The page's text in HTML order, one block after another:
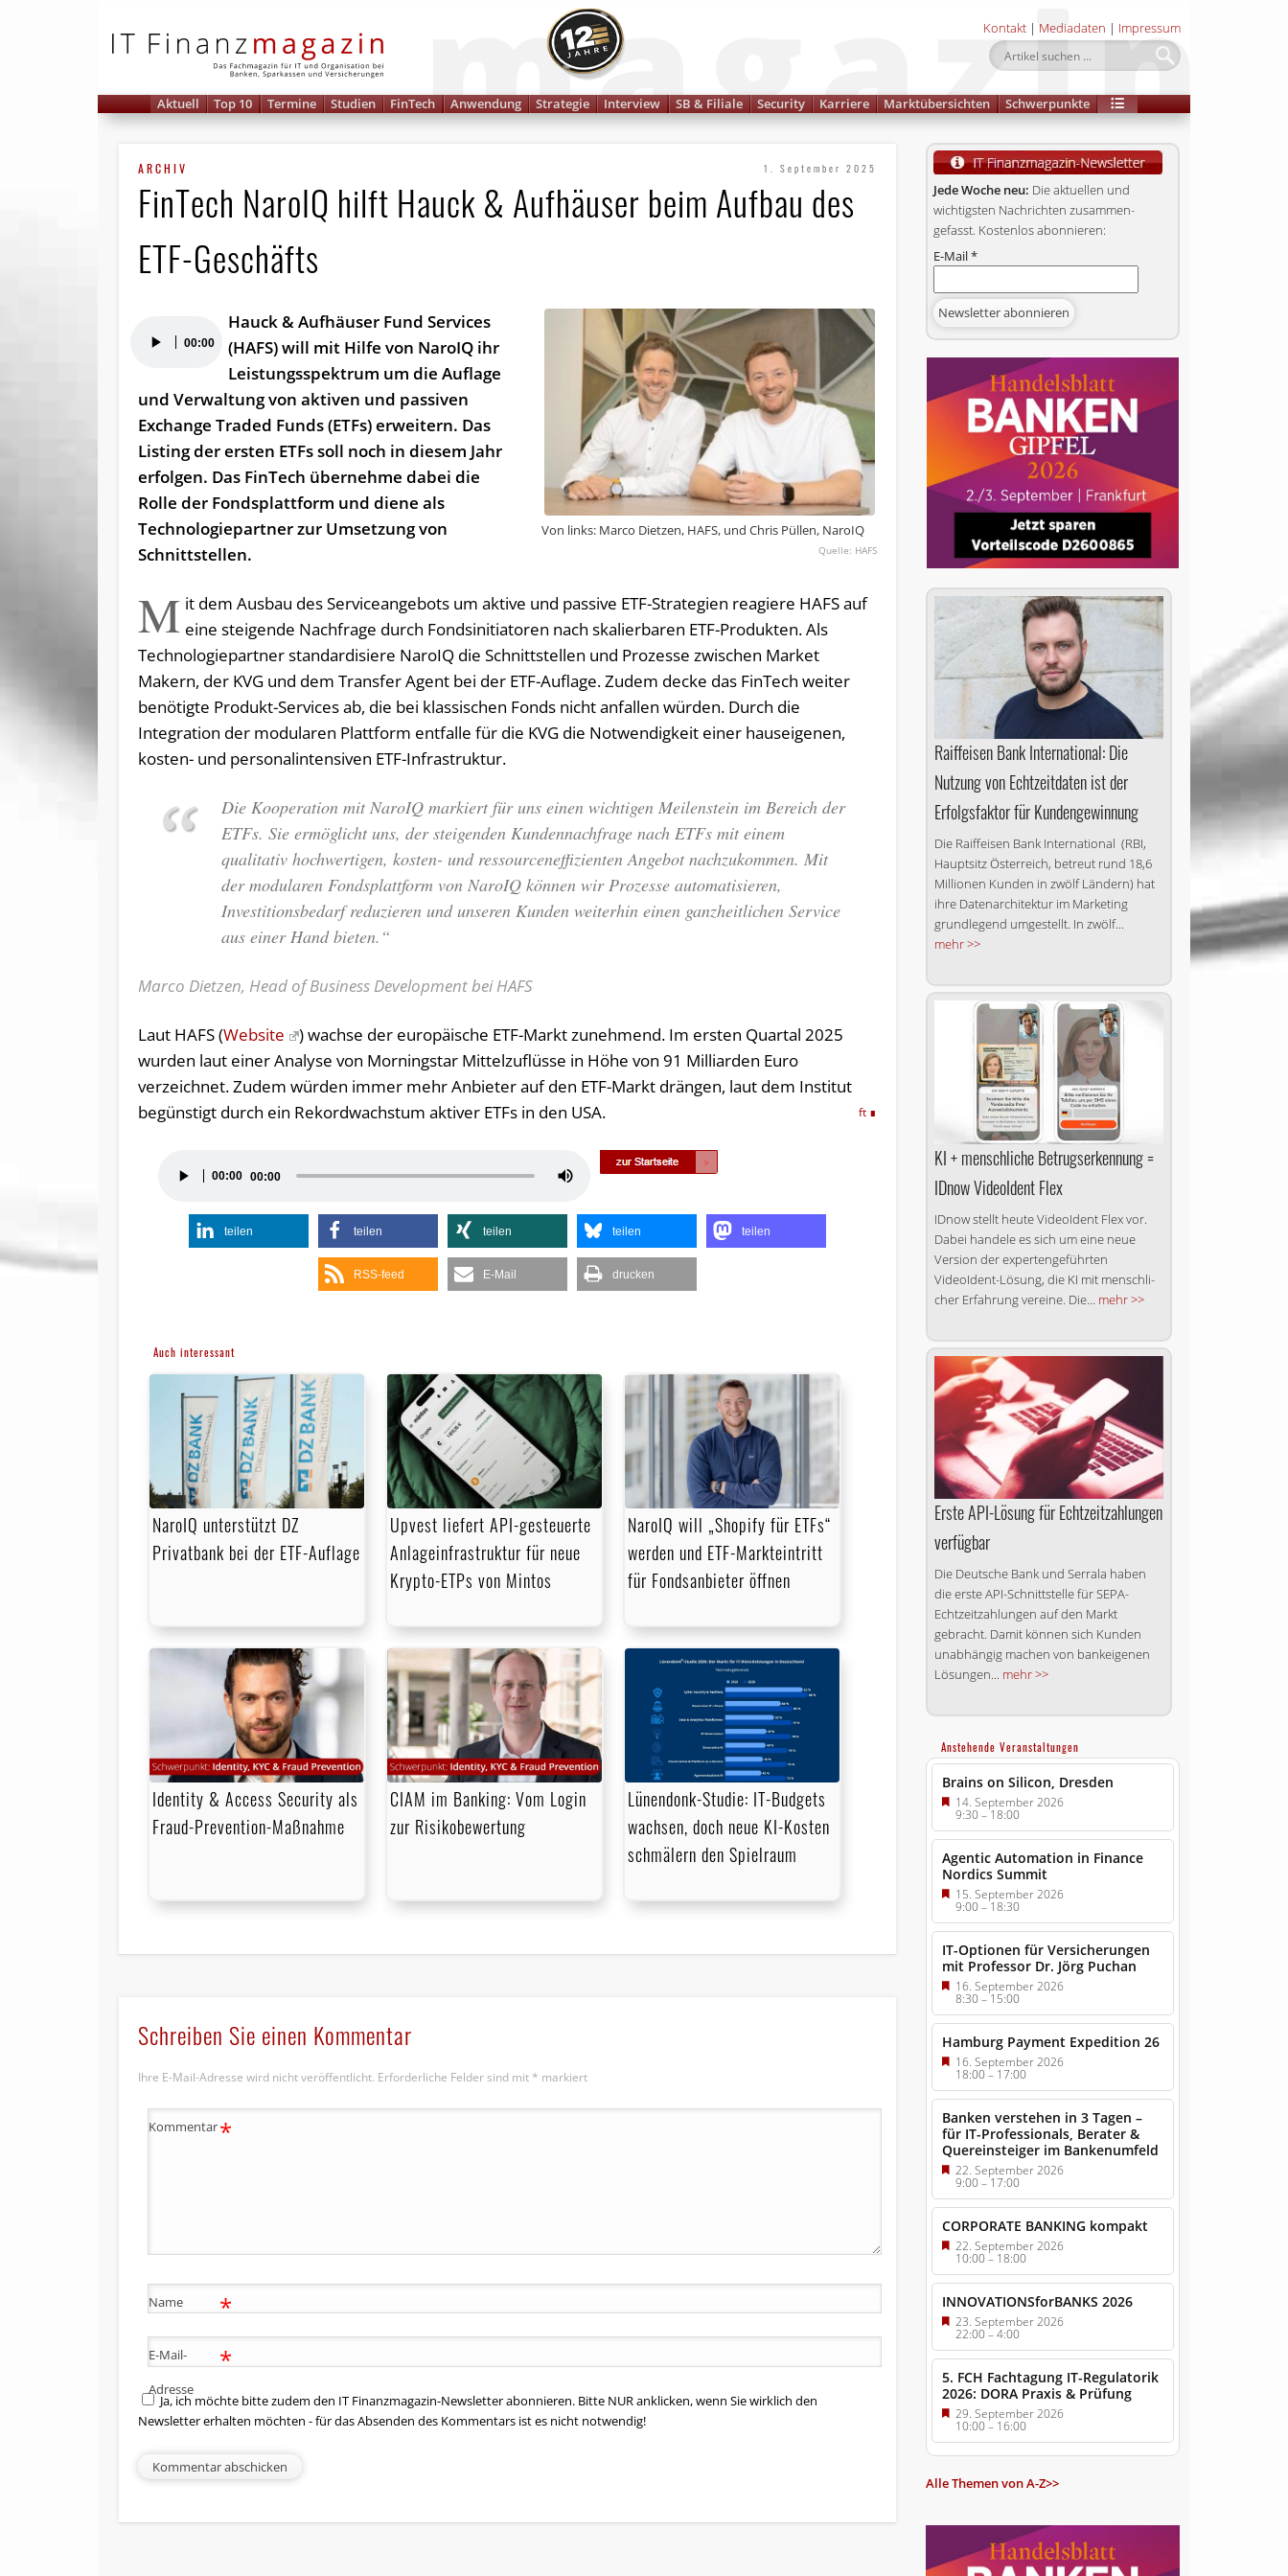
Kontakt | Mediadaten | Impressum
Aktuell Top 10 Termine Studien FinTech Anwendung Strategie Interview SB & Filiale Security Karriere Marktübersichten Schwerpunkte
ARCHIV 1. September 2025
FinTech NaroIQ hilft Hauck & Aufhäuser beim Aufbau des
ETF-Geschäfts
Von links: Marco Dietzen, HAFS, und Chris Püllen, NaroIQ
HAFS
Player 00:00
Hauck & Aufhäuser Fund Services
(HAFS) will mit Hilfe von NaroIQ ihr
Leistungsspektrum um die Auflage
und Verwaltung von aktiven und passiven
Exchange Traded Funds (ETFs) erweitern. Das
Listing der ersten ETFs soll noch in diesem Jahr
erfolgen. Das FinTech übernehme dabei die
Rolle der Fondsplattform und diene als
Technologiepartner zur Umsetzung von
Schnittstellen.
M it dem Ausbau des Serviceangebots um aktive und passive ETF-Strategien reagiere HAFS auf
eine steigende Nachfrage durch Fondsinitiatoren nach skalierbaren ETF-Produkten. Als
Technologiepartner standardisiere NaroIQ die Schnittstellen und Prozesse zwischen Market
Makern, der KVG und dem Transfer Agent bei der ETF-Auflage. Zudem decke das FinTech weiter
benötigte Produkt-Services ab, die bei klassischen Fonds nicht anfallen würden. Durch die
Integration der modularen Plattform entfalle für die KVG die Notwendigkeit einer hauseigenen,
kosten- und personalintensiven ETF-Infrastruktur.
Die Kooperation mit NaroIQ markiert für uns einen wichtigen Meilenstein im Bereich der
ETFs. Sie ermöglicht uns, der steigenden Kundennachfrage nach ETFs mit einem
qualitativ hochwertigen, kosten- und ressourceneffizienten Angebot nachzukommen. Mit
der modularen Fondsplattform von NaroIQ können wir Prozesse automatisieren,
Investitionsbedarf reduzieren und unseren Kunden weiterhin einen ganzheitlichen Service
aus einer Hand bieten.“
Marco Dietzen, Head of Business Development bei HAFS
Laut HAFS (Website
) wachse der europäische ETF-Markt zunehmend. Im ersten Quartal 2025
wurden laut einer Analyse von Morningstar Mittelzuflüsse in Höhe von 91 Milliarden Euro
verzeichnet. Zudem würden immer mehr Anbieter auf den ETF-Markt drängen, laut dem Institut
begünstigt durch ein Rekordwachstum aktiver ETFs in den USA.
ft
Player
00:00 00:00
Pfeiltasten
benutzen,
um
teilen teilen teilen teilen teilen
RSS-feed E-Mail drucken
Auch interessant
NaroIQ unterstützt DZ
Privatbank bei der ETF-Auflage
Upvest liefert API-gesteuerte
Anlageinfrastruktur für neue
Krypto-ETPs von Mintos
NaroIQ will „Shopify für ETFs“
werden und ETF-Markteintritt
für Fondsanbieter öffnen
Identity & Access Security als
Fraud-Prevention-Maßnahme
CIAM im Banking: Vom Login
zur Risikobewertung
Lünendonk-Studie: IT-Budgets
wachsen, doch neue KI-Kosten
schmälern den Spielraum
Schreiben Sie einen Kommentar
Ihre E-Mail-Adresse wird nicht veröffentlicht. Erforderliche Felder sind mit * markiert
Kommentar*
Name *
E-Mail-
Adresse
*
Ja, ich möchte bitte zudem den IT Finanzmagazin-Newsletter abonnieren. Bitte NUR anklicken, wenn Sie wirklich den
Newsletter erhalten möchten - für das Absenden des Kommentars ist es nicht notwendig!
Jede Woche neu: Die aktuellen und
wichtigsten Nachrichten zusammen­
gefasst. Kostenlos abonnieren:
E-Mail*
Raiffeisen Bank International: Die
Nutzung von Echtzeitdaten ist der
Erfolgsfaktor für Kundengewinnung
Die Raiffeisen Bank International (RBI,
Hauptsitz Österreich, betreut rund 18,6
Millionen Kunden in zwölf Ländern) hat
ihre Datenarchitektur im Marketing
grundlegend umgestellt. In zwölf...
mehr >>
KI + menschliche Betrugserkennung =
IDnow VideoIdent Flex
IDnow stellt heute VideoIdent Flex vor.
Dabei handele es sich um eine neue
Version der expertengeführten
VideoIdent-Lösung, die KI mit mensch­li­
cher Er­fah­rung ver­ei­ne. Die... mehr >>
Erste API-Lösung für Echtzeitzahlungen
verfügbar
Die Deutsche Bank und Serrala haben
die erste API-Schnittstelle für SEPA-
Echtzeitzahlungen auf den Markt
gebracht. Damit können sich Kunden
unabhängig machen von bankeigenen
Lösungen... mehr >>
Anstehende Veranstaltungen
Brains on Silicon, Dresden
14. September 2026
9:30–18:00
Agentic Automation in Finance
Nordics Summit
15. September 2026
9:00–18:30
IT-Optionen für Versicherungen
mit Professor Dr. Jörg Puchan
16. September 2026
8:30–15:00
Hamburg Payment Expedition 26
16. September 2026
18:00– 17:00
Banken verstehen in 3 Tagen –
für IT-Professionals, Berater &
Quereinsteiger im Bankenumfeld
22. September 2026
9:00–17:00
CORPORATE BANKING kompakt
22. September 2026
10:00– 18:00
INNOVATIONSforBANKS 2026
23. September 2026
22:00–4:00
5. FCH Fachtagung IT-Regulatorik
2026: DORA Praxis & Prüfung
29. September 2026
10:00– 16:00
Alle Themen von A-Z>>